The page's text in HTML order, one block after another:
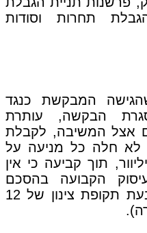
תחרות וסודות
המבקשת כנגד
הבקשה, עותרת
אצל המשיבה, לקבלת
לא חלה כל מניעה על
תוך קביעה כי אין
הקבועה בהסכם
העבודה בין הצדדים (הקובעת תקופת צינון של 12